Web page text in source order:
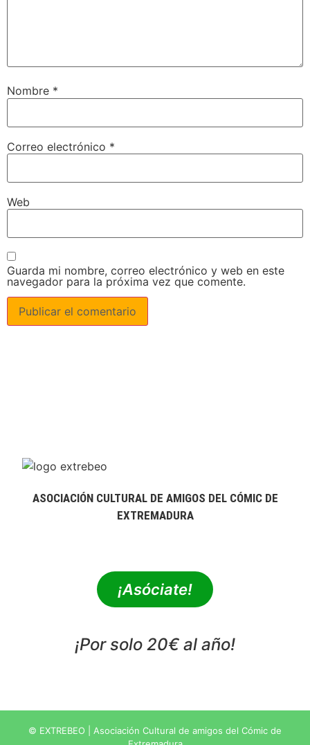
Nombre *
Correo electrónico *
Web
Guarda mi nombre, correo electrónico y web en este
navegador para la próxima vez que comente.
ASOCIACIÓN CULTURAL DE AMIGOS DEL CÓMIC DE
EXTREMADURA
¡Asóciate!
¡Por solo 20€ al año!
© EXTREBEO | Asociación Cultural de amigos del Cómic de